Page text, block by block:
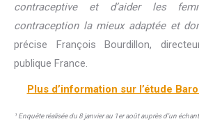
contraceptive et d’aider les
contraception la mieux adaptée et
précise François Bourdillon,
publique France.
Plus d’information sur l’étude
¹ Enquête réalisée du 8 janvier au 1er août auprès d’un